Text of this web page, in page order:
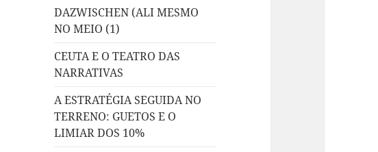
DAZWISCHEN (ALI MESMO
NO MEIO (1)
CEUTA E O TEATRO DAS
NARRATIVAS
A ESTRATÉGIA SEGUIDA NO
TERRENO: GUETOS E O
LIMIAR DOS 10%